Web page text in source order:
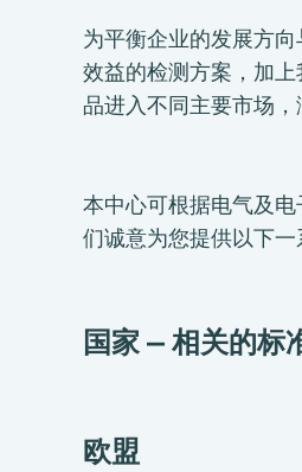
为平衡企业的发展方
效益的检测方案，加
品进入不同主要市场，
本中心可根据电气及
们诚意为您提供以下一
国家 — 相关的标
欧盟